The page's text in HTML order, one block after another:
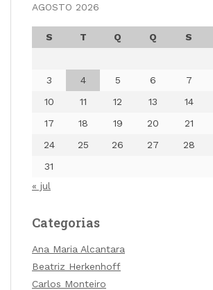
AGOSTO 2026
S T Q Q S
3
4 5 6 7
10
11 12 13 14
17
18 19 20 21
24
25 26 27 28
31
« jul
Categorias
Ana Maria Alcantara
Beatriz Herkenhoff
Carlos Monteiro